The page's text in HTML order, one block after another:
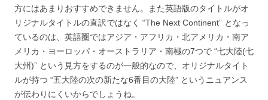
方にはあまりおすすめできません。また英語版のタイトルがオ
リジナルタイトルの直訳ではなく “The Next Continent” となっ
ているのは、英語圏ではアジア・アフリカ・北アメリカ・南ア
メリカ・ヨーロッパ・オーストラリア・南極の7つで “七大陸(七
大州)” という見方をするのが一般的なので、オリジナルタイト
ルが持つ “五大陸の次の新たな6番目の大陸” というニュアンス
が伝わりにくいからでしょうね。